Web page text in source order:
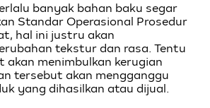
banyak bahan baku segar
Standar Operasional Prosedur
hal ini justru akan
tekstur dan rasa. Tentu
akan menimbulkan kerugian
tersebut akan mengganggu
yang dihasilkan atau dijual.